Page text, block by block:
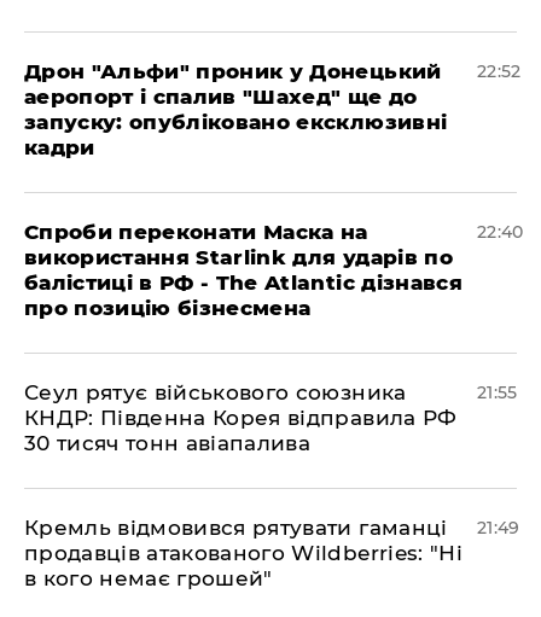
​Дрон "Альфи" проник у Донецький
аеропорт і спалив "Шахед" ще до
запуску: опубліковано ексклюзивні
кадри
22:52
​Спроби переконати Маска на
використання Starlink для ударів по
балістиці в РФ - The Atlantic дізнався
про позицію бізнесмена
22:40
​Сеул рятує військового союзника
КНДР: Південна Корея відправила РФ
30 тисяч тонн авіапалива
21:55
​Кремль відмовився рятувати гаманці
продавців атакованого Wildberries: "Ні
в кого немає грошей"
21:49